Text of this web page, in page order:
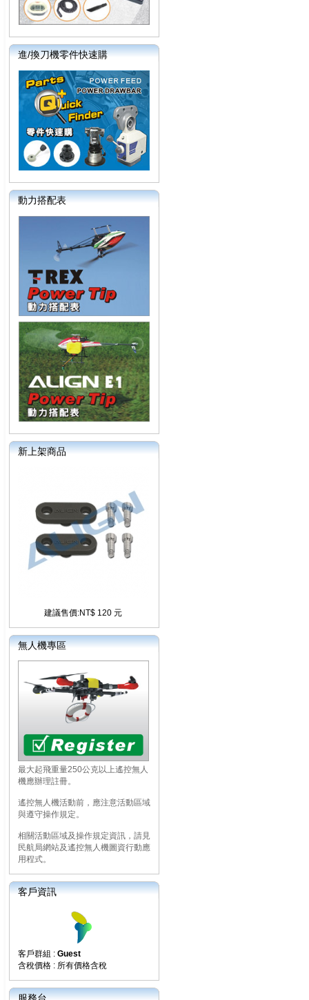
進/換刀機零件快速購
動力搭配表
新上架商品
建議售價:NT$ 120 元
無人機專區
最大起飛重量250公克以上遙控無人
機應辦理註冊。
遙控無人機活動前，應注意活動區域
與遵守操作規定。
相關活動區域及操作規定資訊，請見
民航局網站及遙控無人機圖資行動應
用程式。
客戶資訊
客戶群組 : Guest
含稅價格 : 所有價格含稅